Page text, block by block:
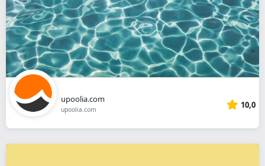
upoolia.com
upoolia.com 10,0